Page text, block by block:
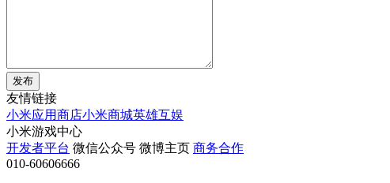
发布
友情链接
小米应用商店小米商城英雄互娱
小米游戏中心
开发者平台 微信公众号 微博主页 商务合作
010-60606666